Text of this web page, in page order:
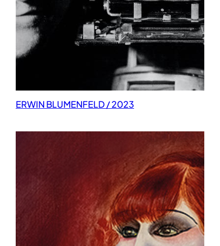
ERWIN BLUMENFELD / 2023